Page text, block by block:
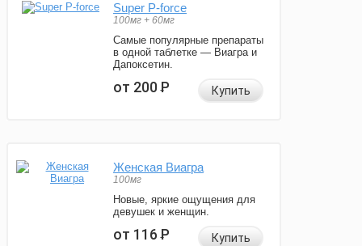
Super P-force
100мг + 60мг
Самые популярные препараты
в одной таблетке — Виагра и
Дапоксетин.
от 200Р Купить
Женская Виагра
100мг
Новые, яркие ощущения для
девушек и женщин.
от 116Р Купить